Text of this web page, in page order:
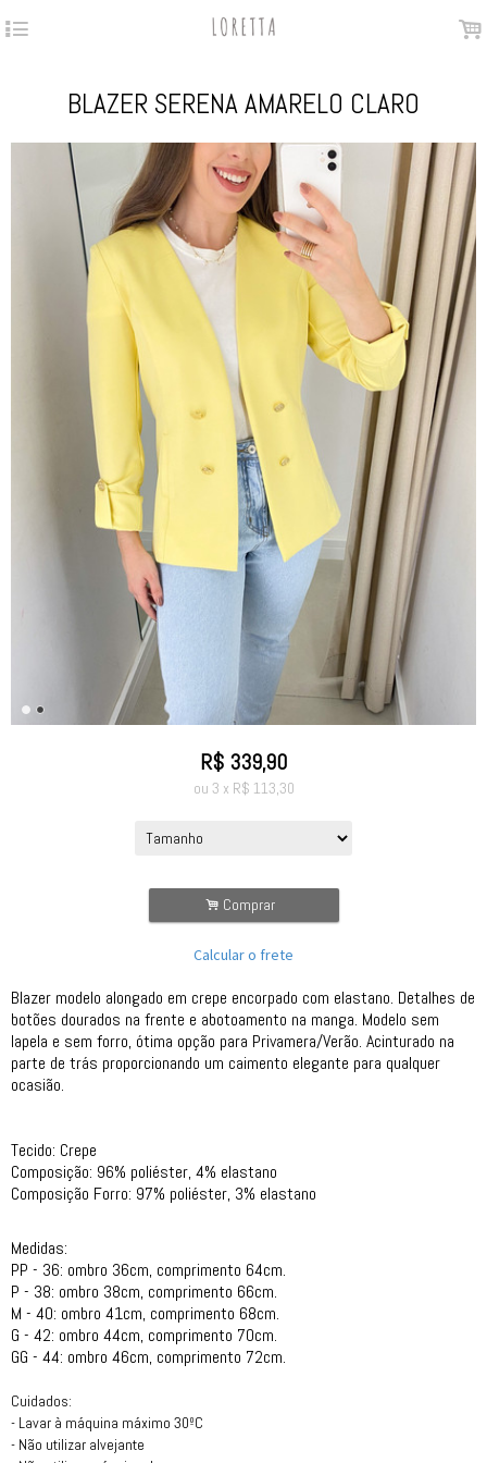
4 .
BLAZER SERENA AMARELO CLARO
R$ 339,90
ou 3 x R$ 113,30
. Comprar
Calcular o frete
Blazer modelo alongado em crepe encorpado com elastano. Detalhes de
botões dourados na frente e abotoamento na manga. Modelo sem
lapela e sem forro, ótima opção para Privamera/Verão. Acinturado na
parte de trás proporcionando um caimento elegante para qualquer
ocasião.
Tecido: Crepe
Composição: 96% poliéster, 4% elastano
Composição Forro: 97% poliéster, 3% elastano
Medidas:
PP - 36: ombro 36cm, comprimento 64cm.
P - 38: ombro 38cm, comprimento 66cm.
M - 40: ombro 41cm, comprimento 68cm.
G - 42: ombro 44cm, comprimento 70cm.
GG - 44: ombro 46cm, comprimento 72cm.
Cuidados:
- Lavar à máquina máximo 30ºC
- Não utilizar alvejante